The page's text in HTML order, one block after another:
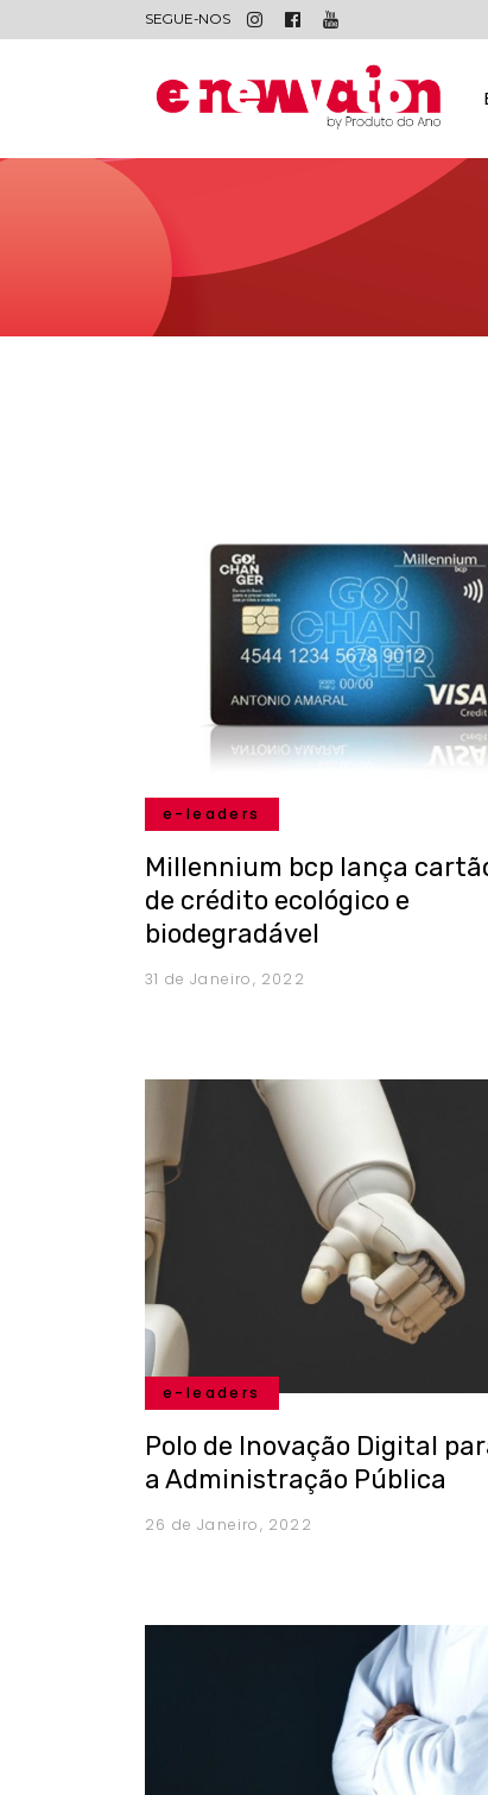
SEGUE-NOS
e-leaders
Millennium bcp lança
de crédito ecológico e
biodegradável
31 de Janeiro, 2022
e-leaders
Polo de Inovação Digital
a Administração Pública
26 de Janeiro, 2022